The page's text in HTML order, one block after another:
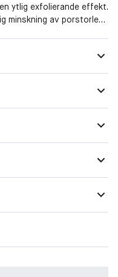
av porstorlek,